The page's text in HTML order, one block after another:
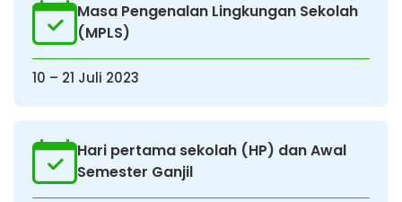
Masa Pengenalan Lingkungan Sekolah
(MPLS)
10 – 21 Juli 2023
Hari pertama sekolah (HP) dan Awal
Semester Ganjil